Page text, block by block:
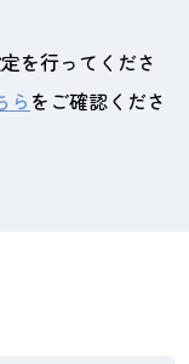
を行ってくださ
ら をご確認くださ